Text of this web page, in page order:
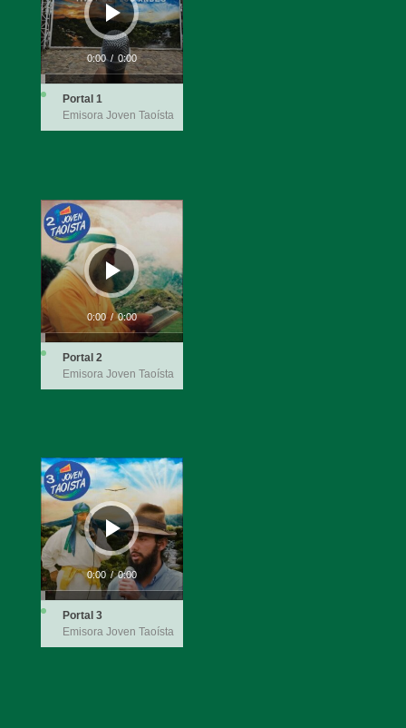
0:00 / 0:00
Portal 1
Emisora Joven Taoísta
Reproductor
de
audio
0:00 / 0:00
Portal 2
Emisora Joven Taoísta
Reproductor
de
audio
0:00 / 0:00
Portal 3
Emisora Joven Taoísta